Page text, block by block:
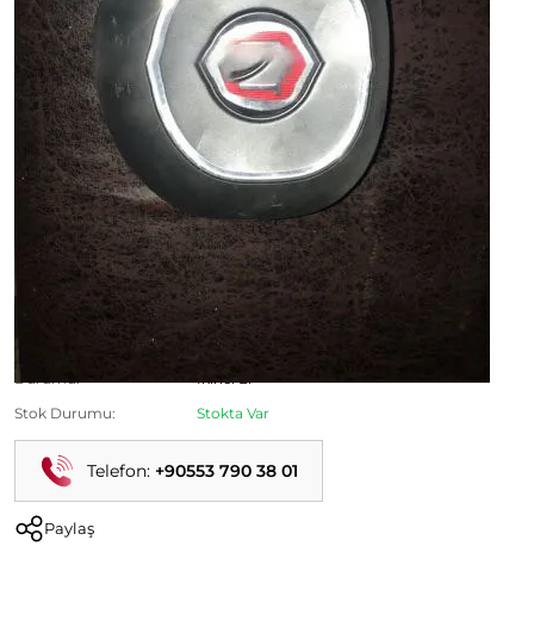
Egea Direksiyon Airbag - Egea Hava Yastığı - Egea Şöför
Airbag
Ürün Kodu:
Egea Çıkma Parça
Stok Durumu:
Stokta Var
Telefon: +90553 790 38 01
Paylaş